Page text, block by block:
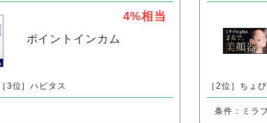
タニカルハンドジェル以外の「ボディケア
）公式オンラインストア
ポイントインカム
ミラブルplus